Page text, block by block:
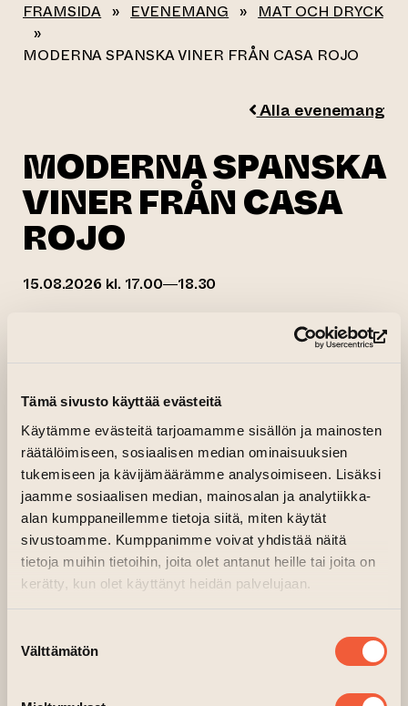
Tämä sivusto käyttää evästeitä
Käytämme evästeitä tarjoamamme sisällön ja mainosten
räätälöimiseen, sosiaalisen median ominaisuuksien
tukemiseen ja kävijämäärämme analysoimiseen. Lisäksi
jaamme sosiaalisen median, mainosalan ja analytiikka-
alan kumppaneillemme tietoja siitä, miten käytät
sivustoamme. Kumppanimme voivat yhdistää näitä
tietoja muihin tietoihin, joita olet antanut heille tai joita on
kerätty, kun olet käyttänyt heidän palvelujaan.
valinta
Välttämätön
FRAMSIDA » EVENEMANG »
MAT OCH DRYCK
»
MODERNA SPANSKA VINER FRÅN CASA ROJO
Alla evenemang
MODERNA SPANSKA
VINER FRÅN CASA
ROJO
15.08.2026 kl. 17.00—18.30
Veckovisa provningar på den historiska Kloster
Mellangatan på Konstens hus Magasin.
Under hela sommaren kommer vi att prova
europeiska viner från små producenter,
boutiqueviner, mousserande viner och
gourmetdrycker utan alkohol utifrån olika
teman. Dessa avslappnade men expertledda
och nyfikna nybörjare.